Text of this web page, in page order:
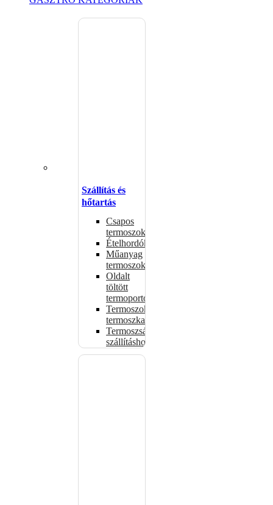
Szállítás és
hőtartás
Csapos
termoszok
Ételhordók
Műanyag
termoszok
Oldalt
töltött
termoportok
Termoszok,
termoszkannák
Termoszsákok
szállításhoz